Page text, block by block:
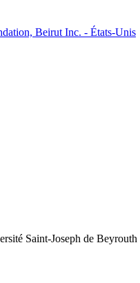
Beirut Inc. - États-Unis
Saint-Joseph de Beyrouth